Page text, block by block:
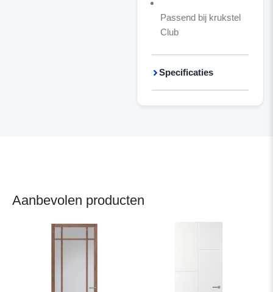
Passend bij krukstel
Club
Specificaties
Aanbevolen producten